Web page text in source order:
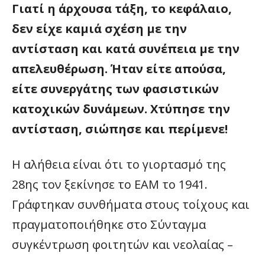
Γιατί η άρχουσα τάξη, το κεφάλαιο,
δεν είχε καμιά σχέση με την
αντίσταση και κατά συνέπεια με την
απελευθέρωση. Ήταν είτε απούσα,
είτε συνεργάτης των φασιστικών
κατοχικών δυνάμεων. Χτύπησε την
αντίσταση, σιώπησε και περίμενε!
Η αλήθεια είναι ότι το γιορτασμό της
28ης τον ξεκίνησε το ΕΑΜ το 1941.
Γράφτηκαν συνθήματα στους τοίχους και
πραγματοποιήθηκε στο Σύνταγμα
συγκέντρωση φοιτητών και νεολαίας –